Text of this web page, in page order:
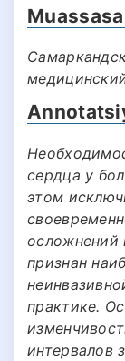
Muassasa
сердца у
этом
осложнений
признан
практике.
интервалов